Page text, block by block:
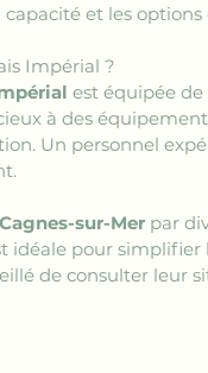
et les
Impérial ?
est équipée
à des
Un personnel
Cagnes-sur-Mer par
idéale pour
de consulter leur